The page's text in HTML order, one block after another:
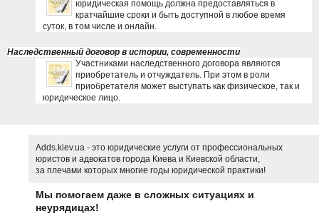
юридическая помощь должна предоставляться в
кратчайшие сроки и быть доступной в любое время
суток, в том числе и онлайн.
Наследственный договор в истории, современности
Участниками наследственного договора являются
приобретатель и отчуждатель. При этом в роли
приобретателя может выступать как физическое, так и
юридическое лицо.
Adds.kiev.ua - это юридические услуги от профессиональных
юристов и адвокатов города Киева и Киевской области,
за плечами которых многие годы юридической практики!
Мы помогаем даже в сложных ситуациях и
неурядицах!